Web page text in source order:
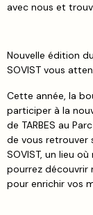
avec nous et
Nouvelle édition
SOVIST vous
Cette année, la
participer à la
de TARBES au
de vous retrouver
SOVIST, un lieu
pourrez découvrir
pour enrichir vos